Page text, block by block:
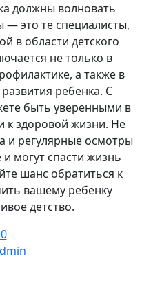
должны волновать
— это те специалисты,
в области детского
не только в
а также в
ребенка. С
быть уверенными в
к здоровой жизни. Не
и регулярные осмотры
могут спасти жизнь
шанс обратиться к
вашему ребенку
детство.
0